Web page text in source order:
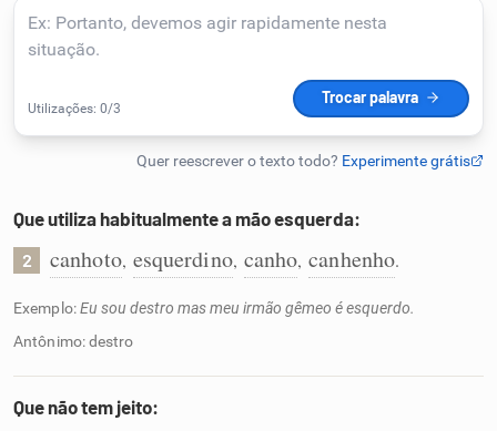
Humanizador de IA
Conexões
Caça-palavras
Dicionário
Que utiliza habitualmente a mão esquerda:
2 canhoto, esquerdino, canho, canhenho.
Exemplo:Eu sou destro mas meu irmão gêmeo é esquerdo.
Antônimo: destro
Que não tem jeito: